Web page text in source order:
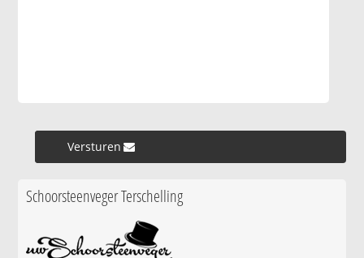
Versturen »
Schoorsteenveger Terschelling